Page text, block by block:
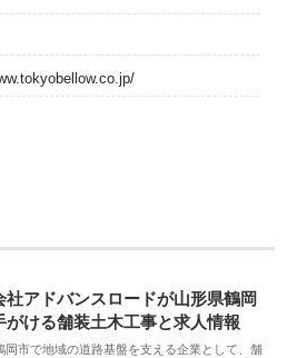
社アドバンスロードが山形県鶴岡
がける舗装土木工事と求人情報
岡市で地域の道路基盤を支える企業として、舗